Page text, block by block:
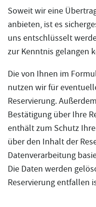
Soweit wir eine
anbieten, ist es
uns entschlüsselt
zur Kenntnis gelangen
Die von Ihnen im
nutzen wir für
Reservierung.
Bestätigung über Ihre
enthält zum Schutz
über den Inhalt der
Datenverarbeitung
Die Daten werden
Reservierung entfallen